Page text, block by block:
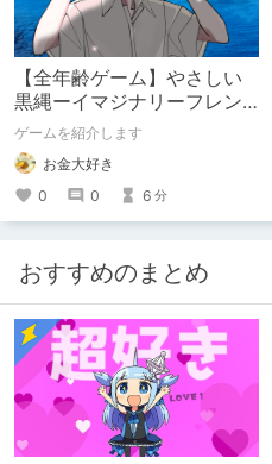
【全年齢ゲーム】やさしい
黒縄ーイマジナリーフレン
ドの「彼」と過ごすおぼん
やすみー
ゲームを紹介します
お金大好き
0
0 6 分
おすすめのまとめ